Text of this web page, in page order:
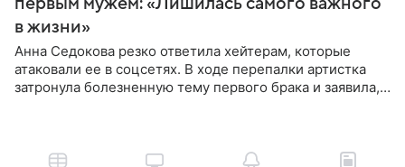
в жизни»
Анна Седокова резко ответила хейтерам, которые
атаковали ее в соцсетях. В ходе перепалки артистка
затронула болезненную тему первого брака и заявила,